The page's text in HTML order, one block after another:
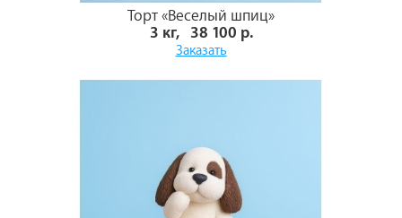
Торт «Веселый шпиц»
3 кг, 38 100 р.
Заказать